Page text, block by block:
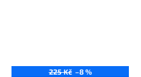
225 Kč –8 %